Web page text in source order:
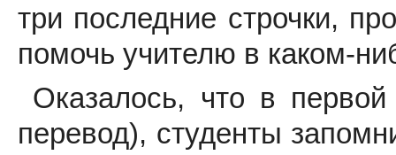
три последние строчки,
помочь учителю в каком-
Оказалось, что в
перевод), студенты